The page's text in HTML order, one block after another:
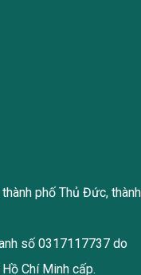
phố Thủ Đức, thành
số 0317117737 do
Chí Minh cấp.